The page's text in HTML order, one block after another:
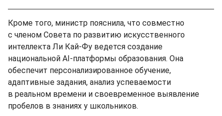
Кроме того, министр пояснила, что совместно
с членом Совета по развитию искусственного
интеллекта Ли Кай-Фу ведется создание
национальной AI-платформы образования. Она
обеспечит персонализированное обучение,
адаптивные задания, анализ успеваемости
в реальном времени и своевременное выявление
пробелов в знаниях у школьников.